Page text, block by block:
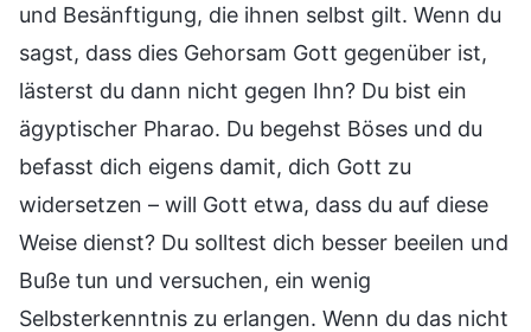
und Besänftigung, die ihnen selbst gilt. Wenn du
sagst, dass dies Gehorsam Gott gegenüber ist,
lästerst du dann nicht gegen Ihn? Du bist ein
ägyptischer Pharao. Du begehst Böses und du
befasst dich eigens damit, dich Gott zu
widersetzen – will Gott etwa, dass du auf diese
Weise dienst? Du solltest dich besser beeilen und
Buße tun und versuchen, ein wenig
Selbsterkenntnis zu erlangen. Wenn du das nicht